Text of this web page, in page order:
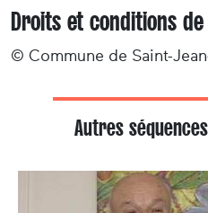
Droits et conditions
© Commune de Saint-
Autres